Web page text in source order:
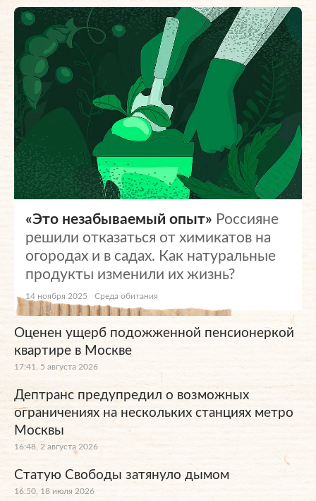
«Это незабываемый опыт» Россияне
решили отказаться от химикатов на
огородах и в садах. Как натуральные
продукты изменили их жизнь?
14 ноября 2025 Среда обитания
Оценен ущерб подожженной пенсионеркой
квартире в Москве
17:41, 5 августа 2026
Дептранс предупредил о возможных
ограничениях на нескольких станциях метро
Москвы
16:48, 2 августа 2026
Статую Свободы затянуло дымом
16:50, 18 июля 2026